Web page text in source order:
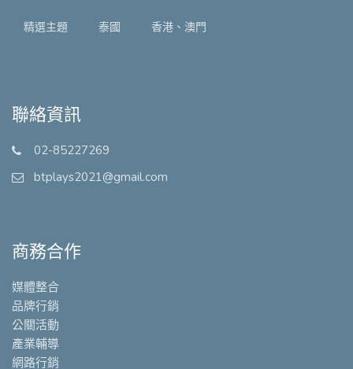
精選主題 泰國 香港、澳門
聯絡資訊
02-85227269
btplays2021@gmail.com
商務合作
媒體整合
品牌行銷
公關活動
產業輔導
網路行銷